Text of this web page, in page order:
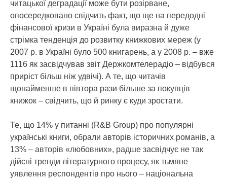
читацької деградації може бути розірване,
опосередковано свідчить факт, що ще на передодні
фінансової кризи в Україні була виразна й дуже
стрімка тенденція до розвитку книжкових мереж (у
2007 р. в Україні було 500 книгарень, а у 2008 р. – вже
1116 як засвідчував звіт Держкомтелерадіо – відбувся
приріст більш ніж удвічі). А те, що читачів
щонайменше в півтора рази більше за покупців
книжок – свідчить, що й ринку є куди зростати.
Те, що 14% у питанні (R&B Group) про популярні
українські книги, обрали авторів історичних романів, а
13% – авторів «любовних», радше засвідчує не так
дійсні тренди літературного процесу, як тьмяне
уявлення респондентів про нього – національна